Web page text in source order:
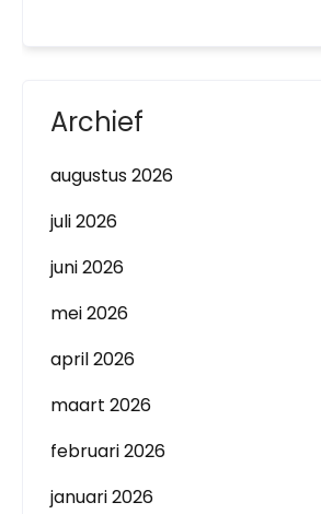
Archief
augustus 2026
juli 2026
juni 2026
mei 2026
april 2026
maart 2026
februari 2026
januari 2026